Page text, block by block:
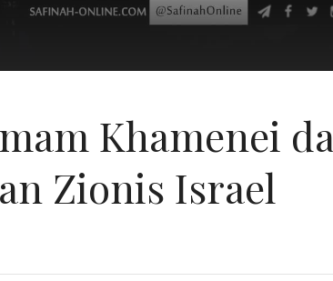
Khamenei
Zionis Israel